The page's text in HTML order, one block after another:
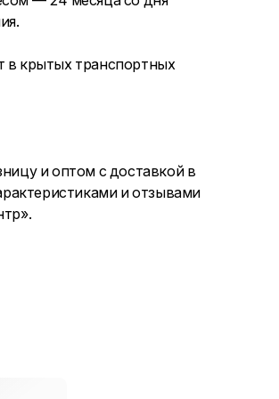
в крытых транспортных
и оптом с доставкой в
и отзывами